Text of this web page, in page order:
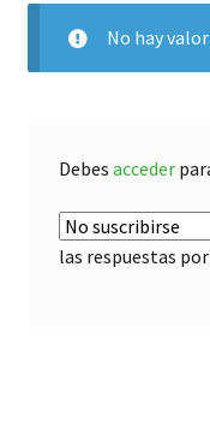
No hay
Debes acceder
las respuestas